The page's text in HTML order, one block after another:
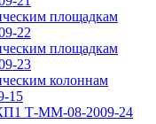
площадкам
22
площадкам
23
колоннам
15
Т-ММ-08-2009-24